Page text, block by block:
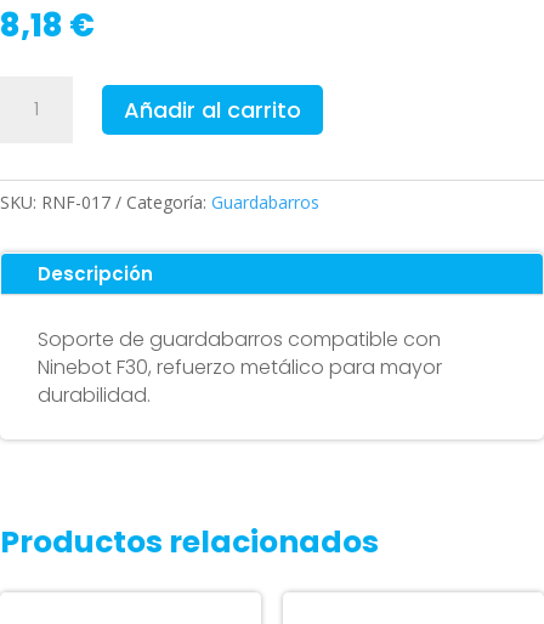
8,18€
Ninebot
cantidad
Añadir al carrito
SKU: RNF-017 Categoría: Guardabarros
Descripción
Soporte de guardabarros compatible con
Ninebot F30, refuerzo metálico para mayor
durabilidad.
Productos relacionados